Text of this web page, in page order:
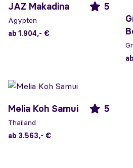
JAZ Makadina 5
Ägypten
ab 1.904,- €
Melia Koh Samui 5
Thailand
ab 3.563,- €